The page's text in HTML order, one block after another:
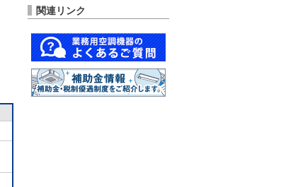
関連リンク